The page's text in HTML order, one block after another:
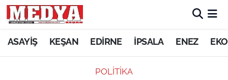
ASAYİŞ KEŞAN EDİRNE İPSALA ENEZ
POLITIKA
KEŞAN